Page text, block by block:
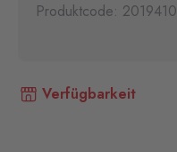
Produktcode: 2019410
Verfügbarkeit